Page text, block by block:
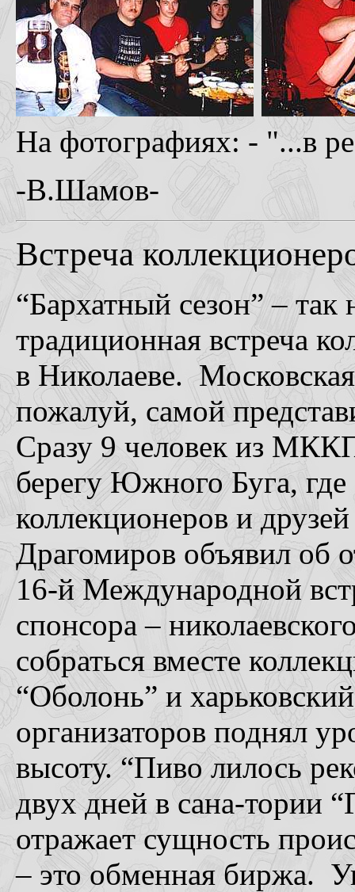
На фотографиях: - "...в
-В.Шамов-
Встреча
“Бархатный сезон” – так
традиционная встреча
в Николаеве.
пожалуй, самой
Сразу 9 человек из
берегу Южного Буга,
коллекционеров и
Драгомиров объявил об
16-й Международной
спонсора –
собраться вместе
“Оболонь” и
организаторов поднял
высоту. “Пиво лилось
двух дней в сана-тории
отражает сущность
– это обменная биржа.